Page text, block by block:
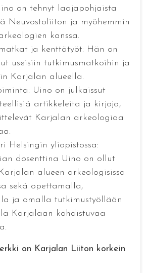
on tehnyt laajapohjaista
Neuvostoliiton ja myöhemmin
kanssa.
ja kenttätyöt: Hän on
useisiin tutkimusmatkoihin ja
Karjalan alueella.
Uino on julkaissut
artikkeleita ja kirjoja,
Karjalan arkeologiaa
Helsingin yliopistossa:
dosenttina Uino on ollut
alueen arkeologisissa
sekä opettamalla,
ja omalla tutkimustyöllään
Karjalaan kohdistuvaa
on Karjalan Liiton korkein